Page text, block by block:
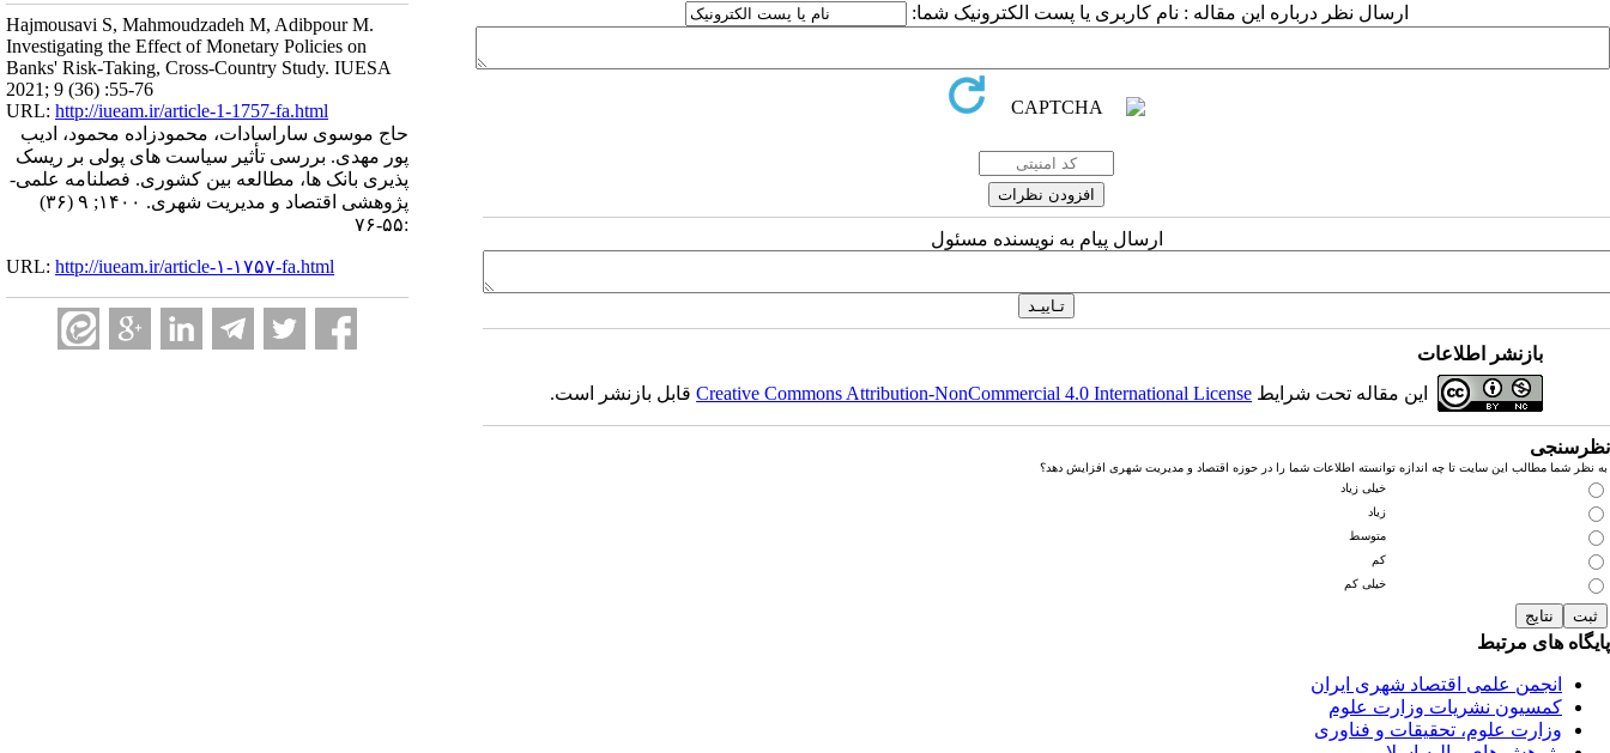
Hajmousavi S, Mahmoudzadeh M, Adibpour M.
Investigating the Effect of Monetary Policies on
Banks' Risk-Taking, Cross-Country Study. IUESA
2021; 9 (36) :55-76
URL: http://iueam.ir/article-1-1757-fa.html
حاج موسوی ساراسادات، محمودزاده محمود، ادیب
پور مهدی. بررسی تأثیر سیاست های پولی بر ریسک
پذیری بانک ها، مطالعه بین کشوری. فصلنامه علمی-
پژوهشی اقتصاد و مدیریت شهری. ۱۴۰۰; ۹ (۳۶)
:۵۵-۷۶
URL: http://iueam.ir/article-۱-۱۷۵۷-fa.html
ارسال نظر درباره این مقاله : نام کاربری یا پست الکترونیک شما:
ارسال پیام به نویسنده مسئول
بازنشر اطلاعات
این مقاله تحت شرایط Creative Commons Attribution-NonCommercial 4.0 International Licenseقابل بازنشر است.
نظرسنجی
به نظر شما مطالب این سایت تا چه اندازه توانسته اطلاعات شما را در حوزه اقتصاد و مدیریت شهری افزایش دهد؟
خیلی زیاد
زیاد
متوسط
کم
خیلی کم
پایگاه های مرتبط
انجمن علمی اقتصاد شهری ایران
کمسیون نشریات وزارت علوم
وزارت علوم، تحقیقات و فناوری